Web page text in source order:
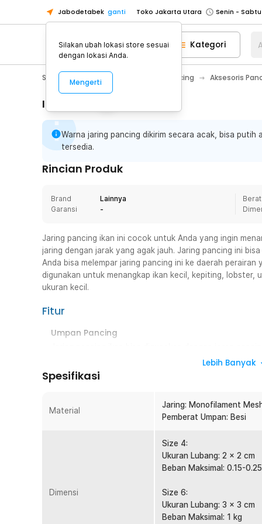
Jabodetabek ganti Toko Jakarta Utara
Toko Tangerang
Toko Cikupa
Pick n Go Jakarta Barat
Senin -
Pick n Go Bekasi
Senin - Jumat
Senin - Jumat
Senin -
Toko Jakarta Barat
Senin -
Senin -
Senin - Jumat
Pick n Go Depok
Senin - Jumat
Kategori
Sport & Outdoor Olahraga Memancing Aksesoris
Informasi Penting
Warna jaring pancing dikirim secara acak, bisa
tersedia.
Rincian Produk
Brand
Lainnya
Garansi
-
Jaring pancing ikan ini cocok untuk Anda yang ingin
jaring dengan jarak yang agak jauh. Jaring pancing ini
Anda bisa melempar jaring pancing ini ke daerah
digunakan untuk menangkap ikan kecil, kepiting, lobster,
ukuran kecil.
Fitur
Umpan Pancing
pancing ikan ini ke tempat yang Anda inginkan, Anda
Anda ingin menjangkau tempat yang ingin Anda jaring.
Jaring ikan ini adalah pilihan tepat untuk Anda yang
lainnya. Cocok digunakan untuk menangkap ikan,
Anda menangkap hasil lebih banyak tanpa repot. Ideal
kebutuhan hobi di alam terbuka.
digunakan mengangkat ikan. Sifatnya yang lentur tidak
Lebih Banyak
Spesifikasi
Material
Jaring: Monofilament
Pemberat Umpan: Besi
Dimensi
Size 4:
Ukuran Lubang: 2 x 2 cm
Beban Maksimal: 0.15-
Size 6:
Ukuran Lubang: 3 x 3 cm
Beban Maksimal: 1 kg
Silakan ubah lokasi store sesuai
dengan lokasi Anda.
Mengerti